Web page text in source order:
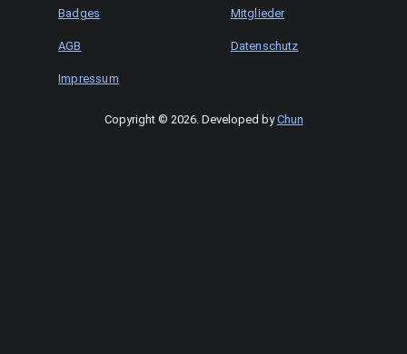
Badges Mitglieder
AGB Datenschutz
Impressum
Copyright © 2026. Developed byChun